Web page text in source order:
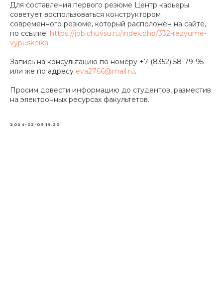
Для составления первого резюме Центр карьеры
советует воспользоваться конструктором
современного резюме, который расположен на сайте,
по ссылке: https://job.chuvsu.ru/index.php/332-rezyume-
vypusknika.
Запись на консультацию по номеру +7 (8352) 58-79-95
или же по адресу eva2766@mail.ru.
Просим довести информацию до студентов, разместив
на электронных ресурсах факультетов.
2024-02-09 19:23